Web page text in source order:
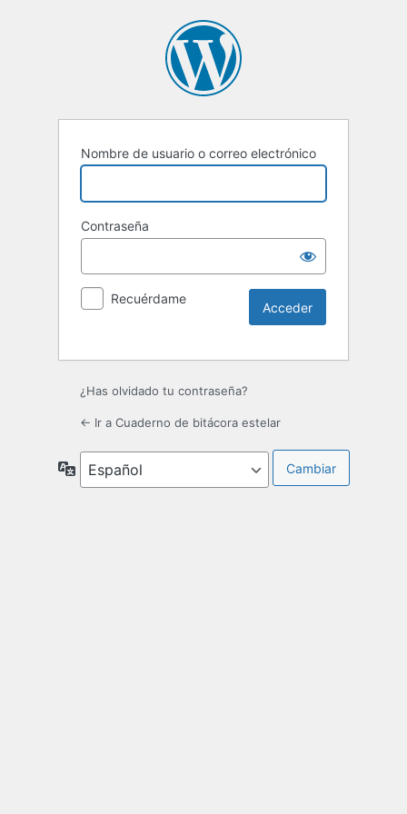
Nombre de usuario o correo electrónico
Contraseña
Recuérdame
¿Has olvidado tu contraseña?
← Ir a Cuaderno de bitácora estelar
Idioma